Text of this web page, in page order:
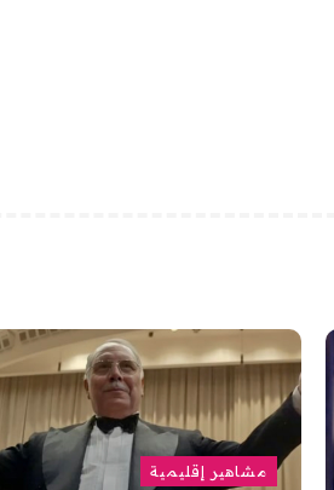
مشاهير إقليمية